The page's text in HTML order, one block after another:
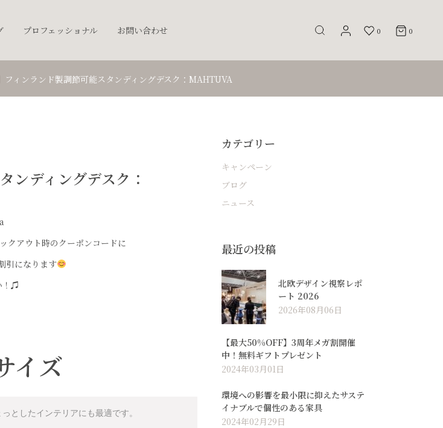
プロフェッショナル お問い合わせ 0 0
フィンランド製調節可能スタンディングデスク：MAHTUVA
ンディングデスク：
クアウト時のクーポンコードに
引になります
！♫
イズ
としたインテリアにも最適です。
カテゴリー
キャンペーン
ブログ
ニュース
最近の投稿
北欧デザイン視察レポ
ート 2026
2026年08月06日
【最大50%OFF】3周年メガ割開催
中！無料ギフトプレゼント
2024年03月01日
環境への影響を最小限に抑えたサステ
イナブルで個性のある家具
2024年02月29日